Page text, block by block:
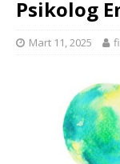
Psikolog
Mart 11, 2025